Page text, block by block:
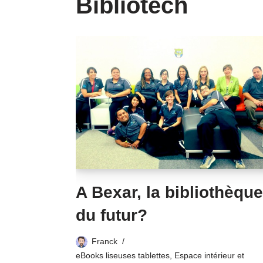
Bibliotech
A Bexar, la bibliothèque
du futur?
Franck
eBooks liseuses tablettes Espace intérieur et